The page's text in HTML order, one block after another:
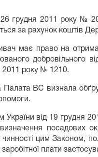
грудня 2011 року №
за рахунок коштів
має право на
2011 року № 1210.
Палата ВС визнала
України від 19 грудня
посадових
чинності цим
плати